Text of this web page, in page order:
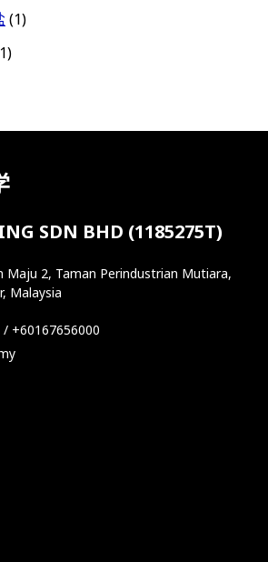
(1)
SDN BHD (1185275T)
Maju 2, Taman Perindustrian Mutiara,
Malaysia
+60167656000